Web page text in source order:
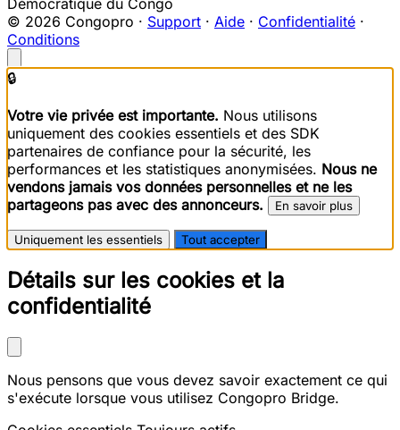
© 2026 Congopro · Support · Aide · Confidentialité ·
Conditions
🔒
Votre vie privée est importante. Nous utilisons
uniquement des cookies essentiels et des SDK
partenaires de confiance pour la sécurité, les
performances et les statistiques anonymisées. Nous ne
vendons jamais vos données personnelles et ne les
partageons pas avec des annonceurs.
En savoir plus
Uniquement les essentiels Tout accepter
Détails sur les cookies et la
confidentialité
Nous pensons que vous devez savoir exactement ce qui
s'exécute lorsque vous utilisez Congopro Bridge.